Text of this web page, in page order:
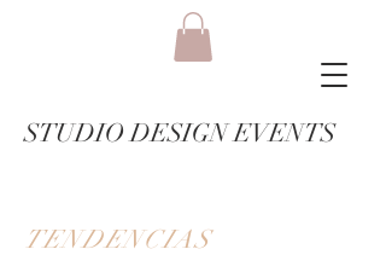
STUDIO DESIGN EVENTS
TENDENCIAS